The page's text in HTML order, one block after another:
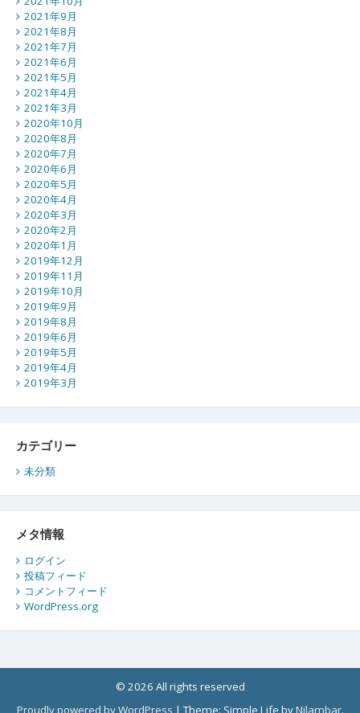
2021年9月
2021年8月
2021年7月
2021年6月
2021年5月
2021年4月
2021年3月
2020年10月
2020年8月
2020年7月
2020年6月
2020年5月
2020年4月
2020年3月
2020年2月
2020年1月
2019年12月
2019年11月
2019年10月
2019年9月
2019年8月
2019年6月
2019年5月
2019年4月
2019年3月
カテゴリー
未分類
メタ情報
ログイン
投稿フィード
コメントフィード
WordPress.org
© 2026 All rights reserved
Proudly powered by WordPress |Theme: Simple Life byNilambar.